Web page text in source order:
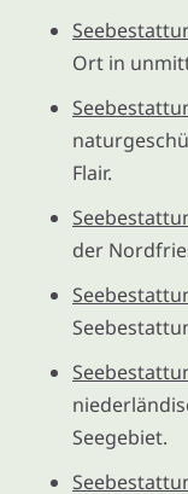
Ort in
Flair.
der
Seegebiet.